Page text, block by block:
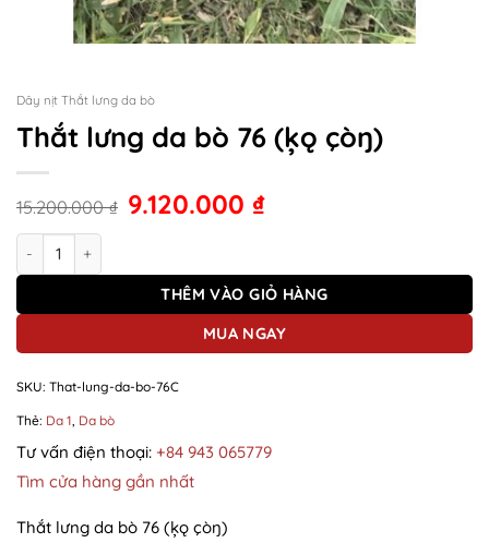
Dây nịt Thắt lưng da bò
Thắt lưng da bò 76 (ķǫ çòŋ)
15.200.000₫ 9.120.000 ₫
Thắt lưng da bò 76 (ķǫ çòŋ) số lượng
THÊM VÀO GIỎ HÀNG
MUA NGAY
SKU: That-lung-da-bo-76C
Thẻ: Da 1, Da bò
Tư vấn điện thoại: +84 943 065779
Tìm cửa hàng gần nhất
Thắt lưng da bò 76 (ķǫ çòŋ)